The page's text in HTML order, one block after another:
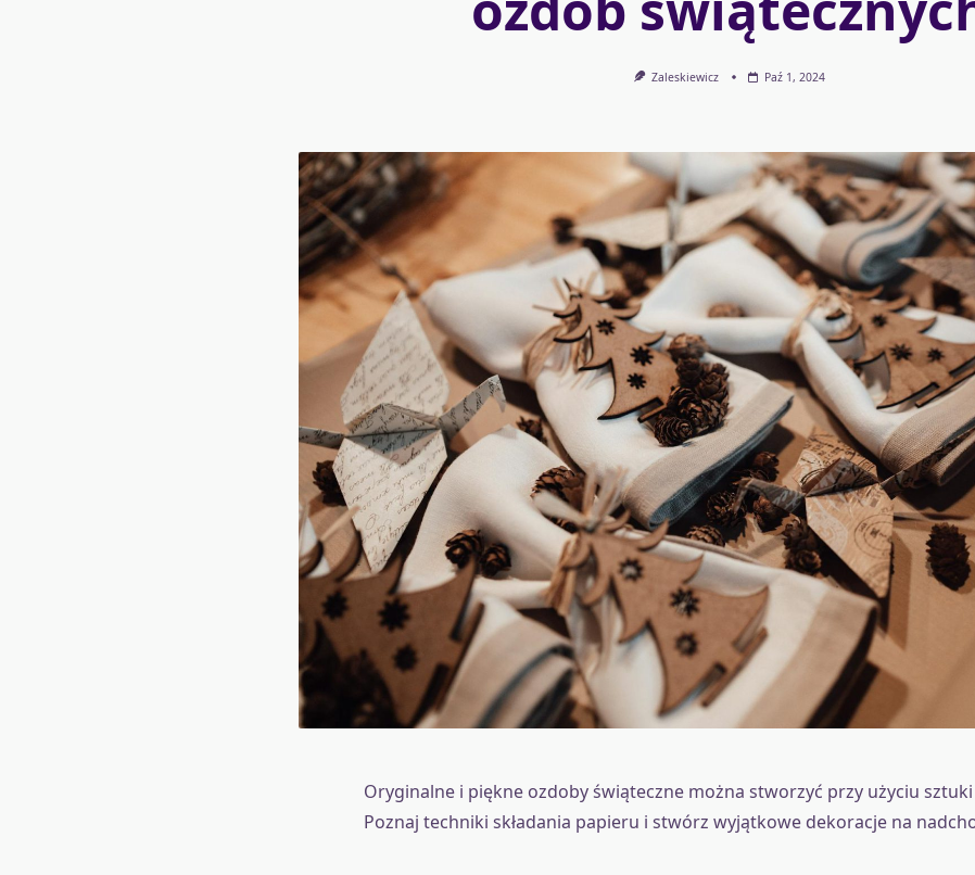
Zaleskiewicz Paź 1, 2024
Oryginalne i piękne ozdoby świąteczne można stworzyć przy użyciu
Poznaj techniki składania papieru i stwórz wyjątkowe dekoracje na